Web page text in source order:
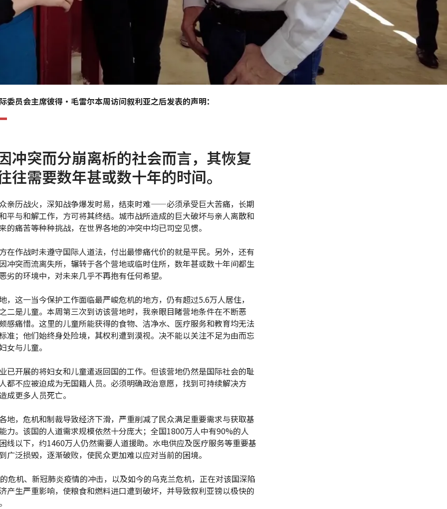
委员会主席彼得·毛雷尔本周访问叙利亚之后发表的声明：
冲突而分崩离析的社会而言，其恢复
往需要数年甚或数十年的时间。
亲历战火，深知战争爆发时易，结束时难——必须承受巨大苦痛，长期
平与和解工作，方可将其终结。城市战所造成的巨大破坏与亲人离散和
的痛苦等种种挑战，在世界各地的冲突中均已司空见惯。
在作战时未遵守国际人道法，付出最惨痛代价的就是平民。另外，还有
冲突而流离失所，辗转于各个营地或临时住所，数年甚或数十年间都生
劣的环境中，对未来几乎不再抱有任何希望。
，这一当今保护工作面临最严峻危机的地方，仍有超过5.6万人居住，
二是儿童。本周第三次到访该营地时，我亲眼目睹营地条件在不断恶
感痛惜。这里的儿童所能获得的食物、洁净水、医疗服务和教育均无法
准；他们始终身处险境，其权利遭到漠视。决不能以关注不足为由而忘
女与儿童。
已开展的将妇女和儿童遣返回国的工作。但该营地仍然是国际社会的耻
都不应被迫成为无国籍人员。必须明确政治意愿，找到可持续解决方
成更多人员死亡。
地，危机和制裁导致经济下滑，严重削减了民众满足重要需求与获取基
力。该国的人道需求规模依然十分庞大；全国1800万人中有90%的人
线以下，约1460万人仍然需要人道援助。水电供应及医疗服务等重要基
广泛损毁，逐渐破败，使民众更加难以应对当前的困境。
危机、新冠肺炎疫情的冲击，以及如今的乌克兰危机，正在对该国深陷
产生严重影响，使粮食和燃料进口遭到破坏，并导致叙利亚镑以极快的